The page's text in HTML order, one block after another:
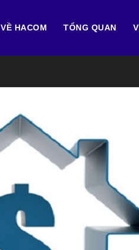
VỀ HACOM TỔNG QUAN